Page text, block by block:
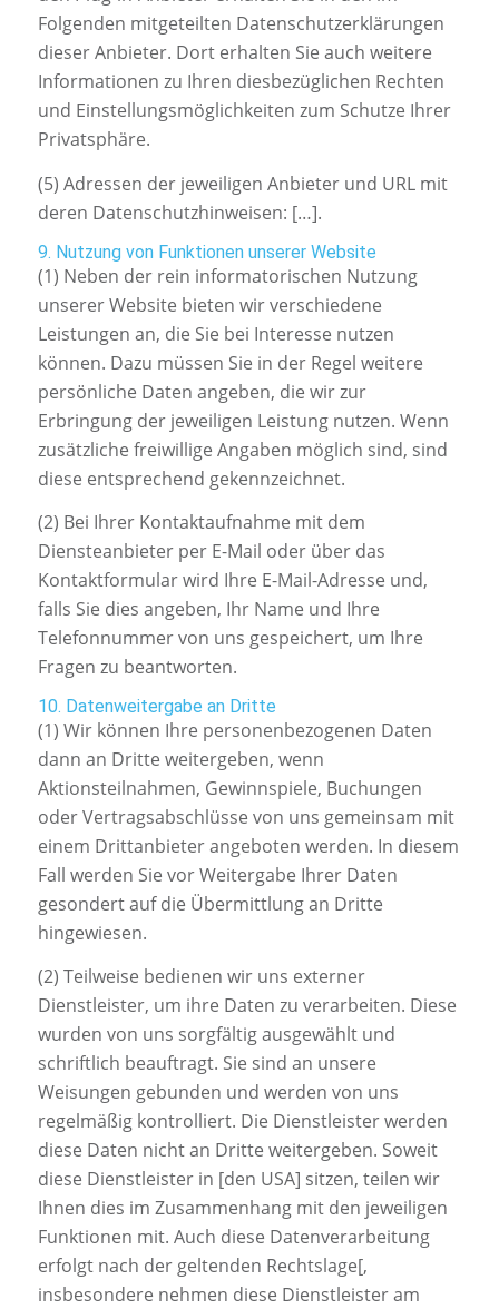
Folgenden mitgeteilten Datenschutzerklärungen
dieser Anbieter. Dort erhalten Sie auch weitere
Informationen zu Ihren diesbezüglichen Rechten
und Einstellungsmöglichkeiten zum Schutze Ihrer
Privatsphäre.
(5) Adressen der jeweiligen Anbieter und URL mit
deren Datenschutzhinweisen: […].
9. Nutzung von Funktionen unserer Website
(1) Neben der rein informatorischen Nutzung
unserer Website bieten wir verschiedene
Leistungen an, die Sie bei Interesse nutzen
können. Dazu müssen Sie in der Regel weitere
persönliche Daten angeben, die wir zur
Erbringung der jeweiligen Leistung nutzen. Wenn
zusätzliche freiwillige Angaben möglich sind, sind
diese entsprechend gekennzeichnet.
(2) Bei Ihrer Kontaktaufnahme mit dem
Diensteanbieter per E-Mail oder über das
Kontaktformular wird Ihre E-Mail-Adresse und,
falls Sie dies angeben, Ihr Name und Ihre
Telefonnummer von uns gespeichert, um Ihre
Fragen zu beantworten.
10. Datenweitergabe an Dritte
(1) Wir können Ihre personenbezogenen Daten
dann an Dritte weitergeben, wenn
Aktionsteilnahmen, Gewinnspiele, Buchungen
oder Vertragsabschlüsse von uns gemeinsam mit
einem Drittanbieter angeboten werden. In diesem
Fall werden Sie vor Weitergabe Ihrer Daten
gesondert auf die Übermittlung an Dritte
hingewiesen.
(2) Teilweise bedienen wir uns externer
Dienstleister, um ihre Daten zu verarbeiten. Diese
wurden von uns sorgfältig ausgewählt und
schriftlich beauftragt. Sie sind an unsere
Weisungen gebunden und werden von uns
regelmäßig kontrolliert. Die Dienstleister werden
diese Daten nicht an Dritte weitergeben. Soweit
diese Dienstleister in [den USA] sitzen, teilen wir
Ihnen dies im Zusammenhang mit den jeweiligen
Funktionen mit. Auch diese Datenverarbeitung
erfolgt nach der geltenden Rechtslage[,
insbesondere nehmen diese Dienstleister am